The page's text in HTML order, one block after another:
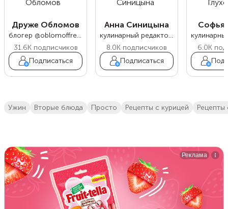
Друже Обломов
блогер @oblomoffrecipe
31.6Kподписчиков
Подписаться
Анна Синицына
кулинарный редактор Food.ru
8.0K подписчиков
Подписаться
Софья
6.0K
ужин вторые блюда просто Рецепты с курицей